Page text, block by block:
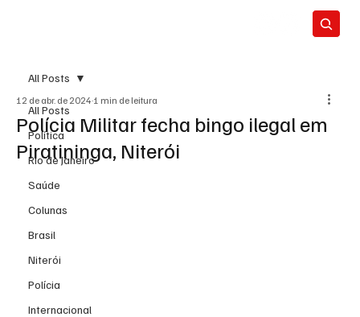
All Posts
Política
Rio de Janeiro
Saúde
Colunas
Brasil
Niterói
Polícia
Internacional
All Posts
Polícia Militar fecha bingo ilegal em
Piratininga, Niterói
12 de abr. de 2024 1 min de leitura